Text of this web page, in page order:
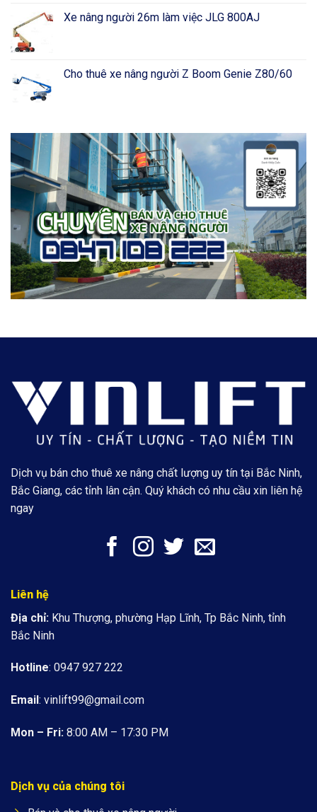
Xe nâng người 26m làm việc JLG 800AJ
Cho thuê xe nâng người Z Boom Genie Z80/60
Dịch vụ bán cho thuê xe nâng chất lượng uy tín tại Bắc Ninh,
Bắc Giang, các tỉnh lân cận. Quý khách có nhu cầu xin liên hệ
ngay
Liên hệ
Địa chỉ: Khu Thượng, phường Hạp Lĩnh, Tp Bắc Ninh, tỉnh
Bắc Ninh
Hotline: 0947 927 222
Email : vinlift99@gmail.com
Mon – Fri: 8:00 AM – 17:30 PM
Dịch vụ của chúng tôi